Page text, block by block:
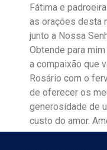
Fátima e
as orações desta
junto a Nossa
Obtende para
a compaixão que
Rosário com o
de oferecer os
generosidade de
custo do amor.